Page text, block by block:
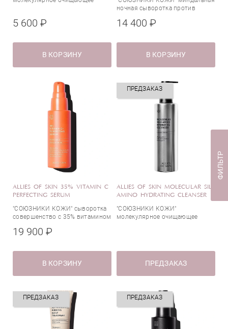
ФИЛЬТР
Нормализация жирности
От покраснений
От постакне
От темных кругов
Отшелушивание
Очищение
Питание
Противовоспалительное действие
Смягчение
Сужение пор
Увлажнение
Упругость
Успокаивающее действие
Все типы кожи
Жирная кожа
Зрелая кожа
Комбинированная кожа
Нормальная кожа
Обезвоженная кожа
Проблемная кожа
Чувствительная кожа
Активные компоненты
Азелаиновая кислота
Альфа-арбутин
Аминокислоты
Бетаин
Бисаболол (экстракт ромашки)
Гиалуроновая кислота
Страна
Италия
Канада
Корея
5 600 ₽
В КОРЗИНУ
ночная сыворотка против
14 400 ₽
В КОРЗИНУ
ALLIES OF SKIN 35% VITAMIN C
PERFECTING SERUM
"СОЮЗНИКИ КОЖИ" сыворотка
совершенство с 35% витамином
19 900 ₽
В КОРЗИНУ
ПРЕДЗАКАЗ
ALLIES OF SKIN MOLECULAR SILK
AMINO HYDRATING CLEANSER
"СОЮЗНИКИ КОЖИ"
молекулярное очищающее
ПРЕДЗАКАЗ
ПРЕДЗАКАЗ ПРЕДЗАКАЗ